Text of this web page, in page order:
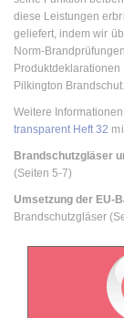
diese Leistungen
geliefert, indem wir
Norm-
Pilkington
Weitere
transparent Heft 32
Brandschutzgläser
(Seiten 5-7)
Umsetzung der EU-
Brandschutzgläser